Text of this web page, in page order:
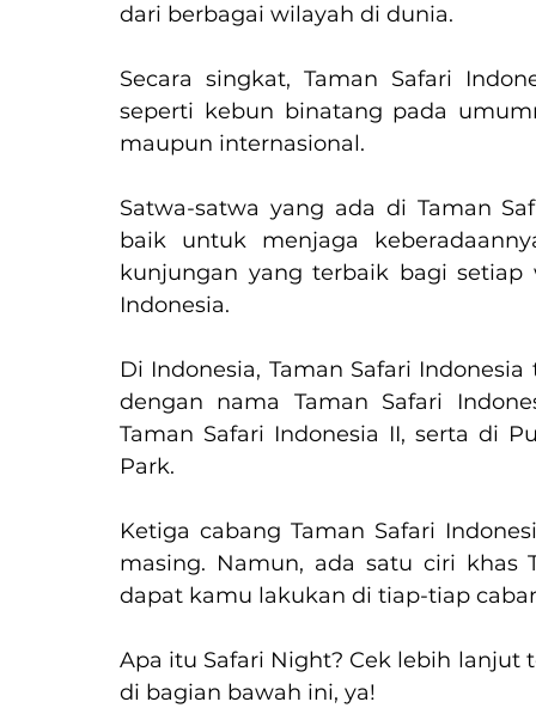
dari berbagai wilayah di dunia.
Secara singkat, Taman Safari
seperti kebun binatang pada
maupun internasional.
Satwa-satwa yang ada di Taman
baik untuk menjaga
kunjungan yang terbaik bagi setiap
Indonesia.
Di Indonesia, Taman Safari
dengan nama Taman Safari
Taman Safari Indonesia II, serta di
Park.
Ketiga cabang Taman Safari
masing. Namun, ada satu ciri khas
dapat kamu lakukan di tiap-tiap
Apa itu Safari Night? Cek lebih lanjut
di bagian bawah ini, ya!